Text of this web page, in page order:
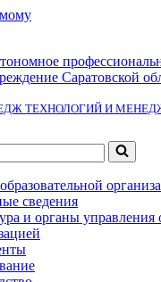
Саратовской
ТЕХНОЛОГИЙ И
сведения
и органы управления